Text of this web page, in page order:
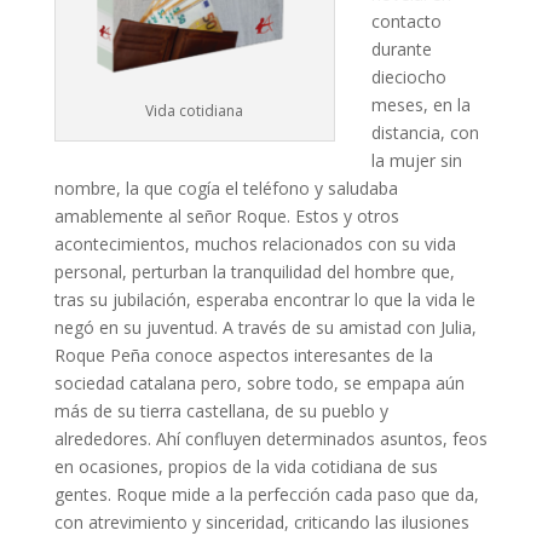
Vida cotidiana
contacto
durante
dieciocho
meses, en la
distancia, con
la mujer sin
nombre, la que cogía el teléfono y saludaba
amablemente al señor Roque. Estos y otros
acontecimientos, muchos relacionados con su vida
personal, perturban la tranquilidad del hombre que,
tras su jubilación, esperaba encontrar lo que la vida le
negó en su juventud. A través de su amistad con Julia,
Roque Peña conoce aspectos interesantes de la
sociedad catalana pero, sobre todo, se empapa aún
más de su tierra castellana, de su pueblo y
alrededores. Ahí confluyen determinados asuntos, feos
en ocasiones, propios de la vida cotidiana de sus
gentes. Roque mide a la perfección cada paso que da,
con atrevimiento y sinceridad, criticando las ilusiones